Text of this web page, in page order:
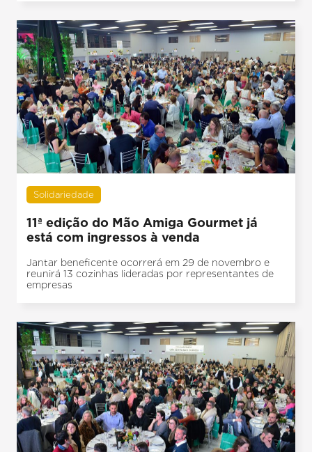
Solidariedade
11ª edição do Mão Amiga Gourmet já
está com ingressos à venda
Jantar beneficente ocorrerá em 29 de novembro e
reunirá 13 cozinhas lideradas por representantes de
empresas